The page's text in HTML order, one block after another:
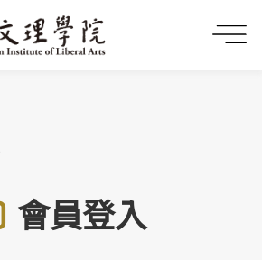
會員登入